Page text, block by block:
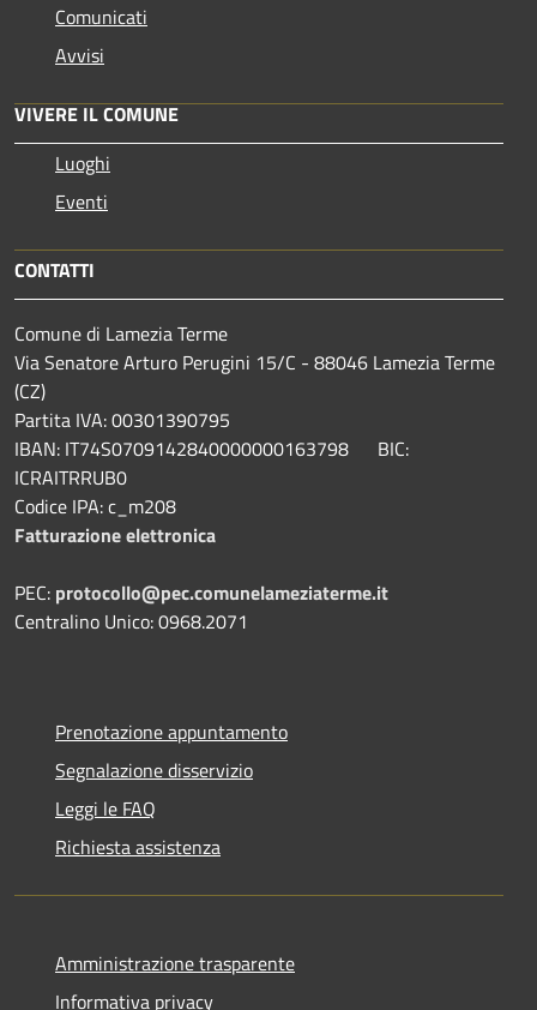
Comunicati
Avvisi
VIVERE IL COMUNE
Luoghi
Eventi
CONTATTI
Comune di Lamezia Terme
Via Senatore Arturo Perugini 15/C - 88046 Lamezia Terme
(CZ)
Partita IVA: 00301390795
IBAN: IT74S0709142840000000163798 BIC:
ICRAITRRUB0
Codice IPA: c_m208
Fatturazione elettronica
PEC: protocollo@pec.comunelameziaterme.it
Centralino Unico: 0968.2071
Prenotazione appuntamento
Segnalazione disservizio
Leggi le FAQ
Richiesta assistenza
Amministrazione trasparente
Informativa privacy